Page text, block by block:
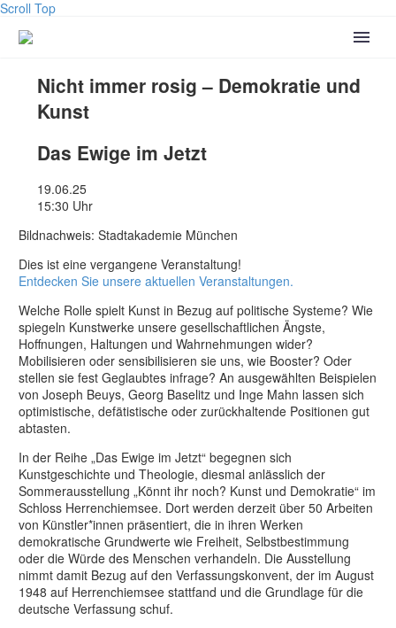
Scroll Top
Nicht immer rosig – Demokratie und
Kunst
Das Ewige im Jetzt
19.06.25
15:30 Uhr
Bildnachweis: Stadtakademie München
Dies ist eine vergangene Veranstaltung!
Entdecken Sie unsere aktuellen Veranstaltungen.
Welche Rolle spielt Kunst in Bezug auf politische Systeme? Wie
spiegeln Kunstwerke unsere gesellschaftlichen Ängste,
Hoffnungen, Haltungen und Wahrnehmungen wider?
Mobilisieren oder sensibilisieren sie uns, wie Booster? Oder
stellen sie fest Geglaubtes infrage? An ausgewählten Beispielen
von Joseph Beuys, Georg Baselitz und Inge Mahn lassen sich
optimistische, defätistische oder zurückhaltende Positionen gut
abtasten.
In der Reihe „Das Ewige im Jetzt“ begegnen sich
Kunstgeschichte und Theologie, diesmal anlässlich der
Sommerausstellung „Könnt ihr noch? Kunst und Demokratie“ im
Schloss Herrenchiemsee. Dort werden derzeit über 50 Arbeiten
von Künstler*innen präsentiert, die in ihren Werken
demokratische Grundwerte wie Freiheit, Selbstbestimmung
oder die Würde des Menschen verhandeln. Die Ausstellung
nimmt damit Bezug auf den Verfassungskonvent, der im August
1948 auf Herrenchiemsee stattfand und die Grundlage für die
deutsche Verfassung schuf.